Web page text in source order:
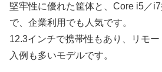
堅牢性に優れた筐体と、Core i5／
で、企業利用でも人気です。
12.3インチで携帯性もあり、リモ
入例も多いモデルです。